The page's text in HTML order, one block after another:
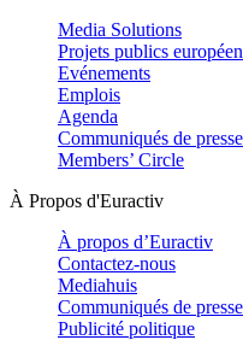
Media Solutions
Projets publics
Evénements
Emplois
Agenda
Communiqués de presse
Members’ Circle
À Propos d'Euractiv
À propos d’Euractiv
Contactez-nous
Mediahuis
Communiqués de presse
Publicité politique